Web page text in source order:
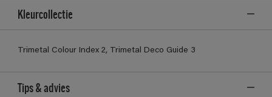
Kleurcollectie
Trimetal Colour Index 2, Trimetal Deco Guide 3
Tips & advies